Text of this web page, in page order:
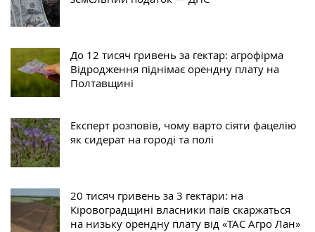
До 12 тисяч гривень за гектар: агрофірма
Відродження піднімає орендну плату на
Полтавщині
Експерт розповів, чому варто сіяти фацелію
як сидерат на городі та полі
20 тисяч гривень за 3 гектари: на
Кіровоградщині власники паїв скаржаться
на низьку орендну плату від «ТАС Агро Лан»